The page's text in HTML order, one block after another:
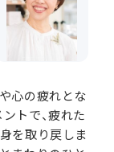
心の疲れとな
トで、疲れた
を取り戻しま